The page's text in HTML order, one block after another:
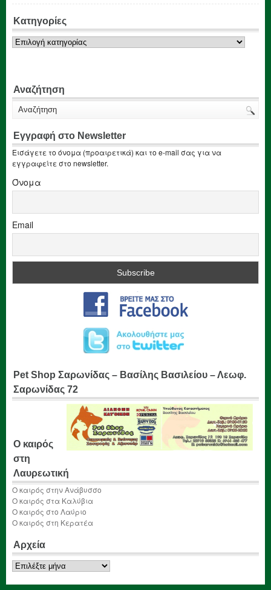
Κατηγορίες
Κατηγορίες
Αναζήτηση
Εγγραφή στο Newsletter
Εισάγετε το όνομα (προαιρετικά) και το e-mail σας για να
εγγραφείτε στο newsletter.
Όνομα
Email
Pet Shop Σαρωνίδας – Βασίλης Βασιλείου – Λεωφ.
Σαρωνίδας 72
Ο καιρός
στη
Λαυρεωτική
Ο καιρός στην Ανάβυσσο
Ο καιρός στα Καλύβια
Ο καιρός στο Λαύριο
Ο καιρός στη Κερατέα
Αρχεία
Αρχεία